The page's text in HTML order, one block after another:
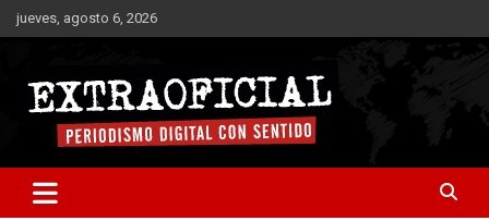
Saltar
al
jueves, agosto 6, 2026
Extraoficial